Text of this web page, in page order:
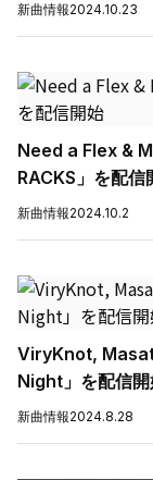
新曲情報2024.10.23
Need a Flex &
RACKS」を配信
新曲情報2024.10.2
ViryKnot,
Night」を配信開
新曲情報2024.8.28